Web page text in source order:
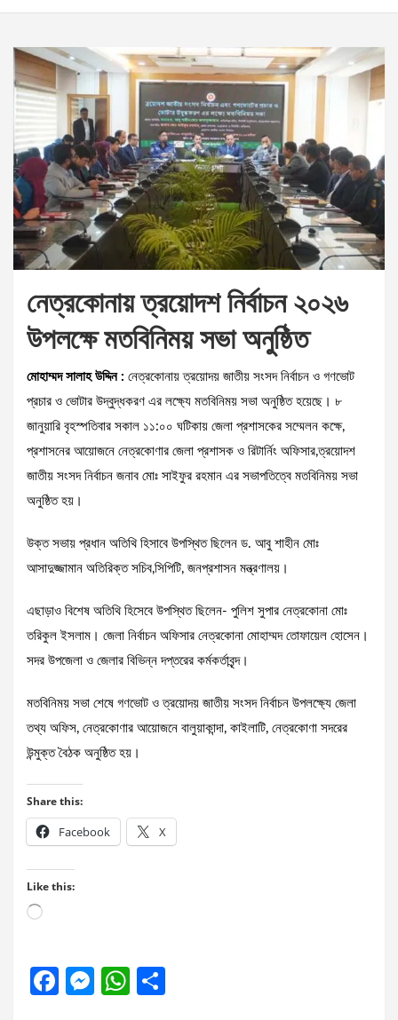
নেত্রকোনায় ত্রয়োদশ নির্বাচন ২০২৬
উপলক্ষে মতবিনিময় সভা অনুষ্ঠিত
মোহাম্মদ সালাহ উদ্দিন : নেত্রকোনায় ত্রয়োদয় জাতীয় সংসদ নির্বাচন ও গণভোট
প্রচার ও ভোটার উদ্বুদ্ধকরণ এর লক্ষ্যে মতবিনিময় সভা অনুষ্ঠিত হয়েছে। ৮
জানুয়ারি বৃহস্পতিবার সকাল ১১:০০ ঘটিকায় জেলা প্রশাসকের সম্মেলন কক্ষে,
প্রশাসনের আয়োজনে নেত্রকোণার জেলা প্রশাসক ও রিটার্নিং অফিসার,ত্রয়োদশ
জাতীয় সংসদ নির্বাচন জনাব মোঃ সাইফুর রহমান এর সভাপতিত্বে মতবিনিময় সভা
অনুষ্ঠিত হয়।
উক্ত সভায় প্রধান অতিথি হিসাবে উপস্থিত ছিলেন ড. আবু শাহীন মোঃ
আসাদুজ্জামান অতিরিক্ত সচিব,সিপিটি, জনপ্রশাসন মন্ত্রণালয়।
এছাড়াও বিশেষ অতিথি হিসেবে উপস্থিত ছিলেন- পুলিশ সুপার নেত্রকোনা মোঃ
তরিকুল ইসলাম। জেলা নির্বাচন অফিসার নেত্রকোনা মোহাম্মদ তোফায়েল হোসেন।
সদর উপজেলা ও জেলার বিভিন্ন দপ্তরের কর্মকর্তাবৃন্দ।
মতবিনিময় সভা শেষে গণভোট ও ত্রয়োদয় জাতীয় সংসদ নির্বাচন উপলক্ষ্যে জেলা
তথ্য অফিস, নেত্রকোণার আয়োজনে বালুয়াকান্দা, কাইলাটি, নেত্রকোণা সদরের
উন্মুক্ত বৈঠক অনুষ্ঠিত হয়।
Share this:
Facebook X
Like this:
Loading…
F
M W